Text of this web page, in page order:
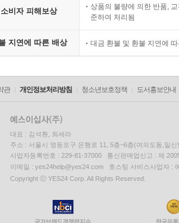
소비자 피해보상
상품의 불량에 의한 반품,
준하여 처리됨
지연에 따른 배상 대금 환불 및 환불 지연에
관 개인정보처리방침 청소년보호정책 도서홍보안내
대표 : 김석환, 최세라
주소 : 서울시 영등포구 은행로 11, 5층~6층(여의도동,일신
사업자등록번호 : 229-81-37000 통신판매업신고 : 제
이메일 : yes24help@yes24.com 호스팅 서비스사업자 :
Copyright ⓒ YES24 Corp. All Rights Reserved.